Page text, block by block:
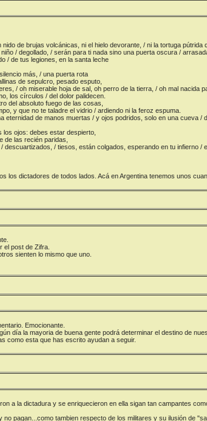
de brujas volcánicas, ni el hielo devorante, / ni la tortuga
/ degollado, / serán para ti nada sino una puerta oscura /
/ de tus legiones, en la santa leche
más, / una puerta rota
de sepulcro, pesado esputo,
/ oh miserable hoja de sal, oh perro de la tierra, / oh mal nacida
los círculos / del dolor palidecen.
del absoluto fuego de las cosas,
y que no te taladre el vidrio / ardiendo ni la feroz espuma.
eternidad de manos muertas / y ojos podridos, solo en una cueva
ojos: debes estar despierto,
de las recién paridas,
/ tiesos, están colgados, esperando en tu infierno /
los dictadores de todos lados. Acá en Argentina tenemos unos
el post de Zifra.
sienten lo mismo que uno.
Emocionante.
día la mayoria de buena gente podrá determinar el destino de
como esta que has escrito ayudan a seguir.
a la dictadura y se enriquecieron en ella sigan tan campantes
pagan...como tambien respecto de los militares y su ilusión de